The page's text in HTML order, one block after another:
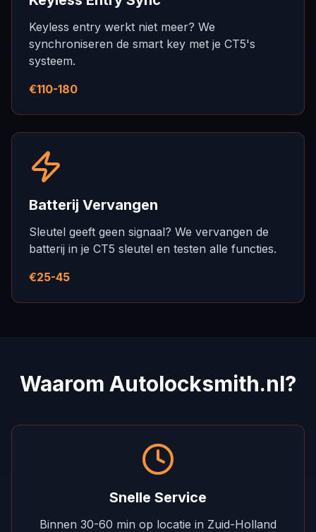
Keyless entry werkt niet meer? We
synchroniseren de smart key met je CT5's
systeem.
€110-180
Batterij Vervangen
Sleutel geeft geen signaal? We vervangen de
batterij in je CT5 sleutel en testen alle functies.
€25-45
Waarom Autolocksmith.nl?
Snelle Service
Binnen 30-60 min op locatie in Zuid-Holland